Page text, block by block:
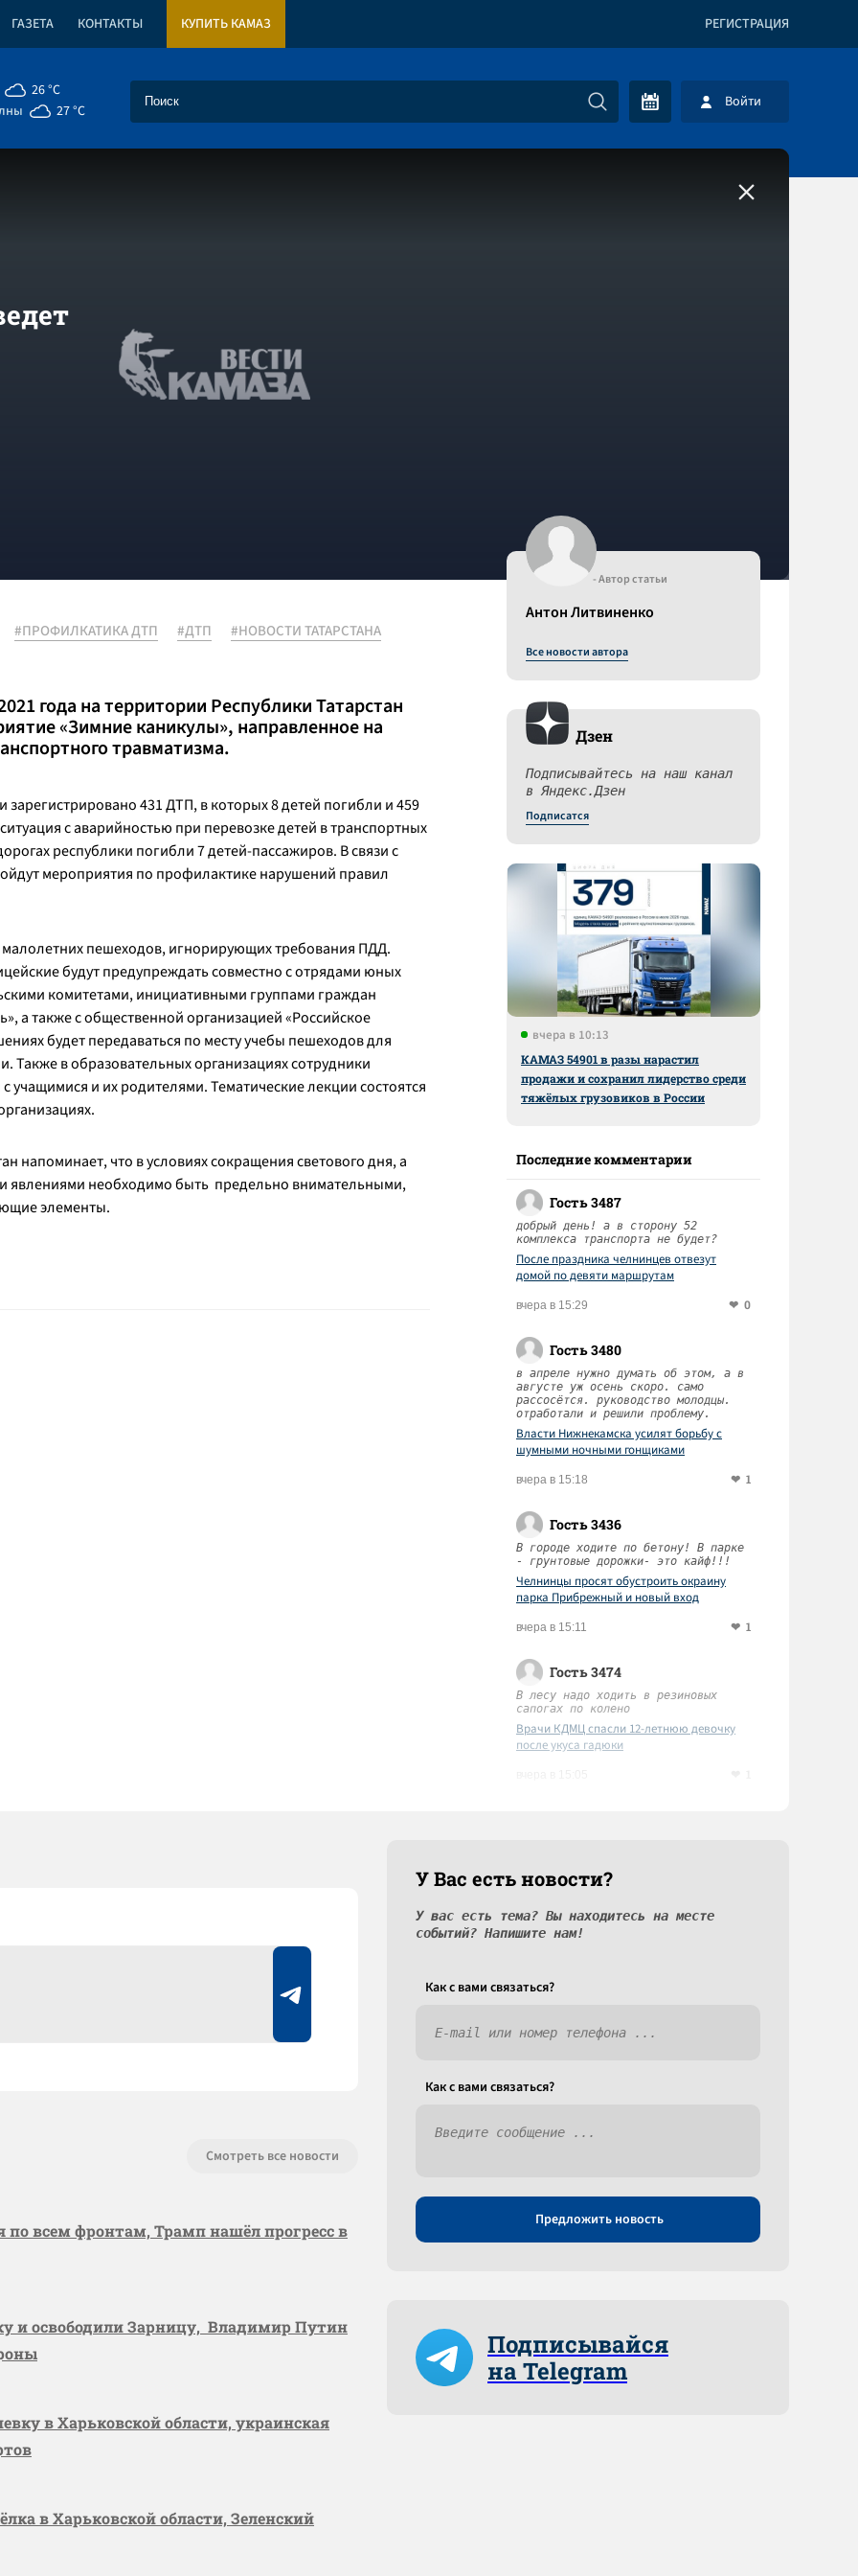
ГАЗЕТА КОНТАКТЫ КУПИТЬ КАМАЗ РЕГИСТРАЦИЯ
26 °C
27 °C Войти
#ПРОФИЛКАТИКА ДТП #ДТП #НОВОСТИ ТАТАРСТАНА
года на территории Республики Татарстан
«Зимние каникулы», направленное на
травматизма.
зарегистрировано 431 ДТП, в которых 8 детей погибли и 459
с аварийностью при перевозке детей в транспортных
республики погибли 7 детей-пассажиров. В связи с
мероприятия по профилактике нарушений правил
пешеходов, игнорирующих требования ПДД.
будут предупреждать совместно с отрядами юных
комитетами, инициативными группами граждан
а также с общественной организацией «Российское
будет передаваться по месту учебы пешеходов для
в образовательных организациях сотрудники
и их родителями. Тематические лекции состоятся
напоминает, что в условиях сокращения светового дня, а
явлениями необходимо быть предельно внимательными,
элементы.
- Автор статьи
Антон Литвиненко
Все новости автора
Дзен
Подписывайтесь на наш канал
в Яндекс.Дзен
Подписатся
вчера в 10:13
КАМАЗ 54901 в разы нарастил
продажи и сохранил лидерство среди
тяжёлых грузовиков в России
Последние комментарии
Гость 3487
добрый день! а в сторону 52
комплекса транспорта не будет?
После праздника челнинцев отвезут
домой по девяти маршрутам
вчера в 15:29 0
Гость 3480
в апреле нужно думать об этом, а в
августе уж осень скоро. само
рассосётся. руководство молодцы.
отработали и решили проблему.
Власти Нижнекамска усилят борьбу с
шумными ночными гонщиками
вчера в 15:18 1
Гость 3436
В городе ходите по бетону! В парке
- грунтовые дорожки- это кайф!!!
Челнинцы просят обустроить окраину
парка Прибрежный и новый вход
вчера в 15:11 1
Гость 3474
В лесу надо ходить в резиновых
сапогах по колено
Врачи КДМЦ спасли 12-летнюю девочку
после укуса гадюки
Смотреть все новости
по всем фронтам, Трамп нашёл прогресс в
и освободили Зарницу, Владимир Путин
в Харьковской области, украинская
в Харьковской области, Зеленский
У Вас есть новости?
У вас есть тема? Вы находитесь на месте
событий? Напишите нам!
Как c вами связаться?
Как c вами связаться?
Предложить новость
Подписывайся
на Telegram